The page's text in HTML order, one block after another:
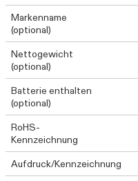
Markenname
(optional)
Nettogewicht
(optional)
Batterie enthalten
(optional)
RoHS-
Kennzeichnung
Aufdruck/Kennzeichnung